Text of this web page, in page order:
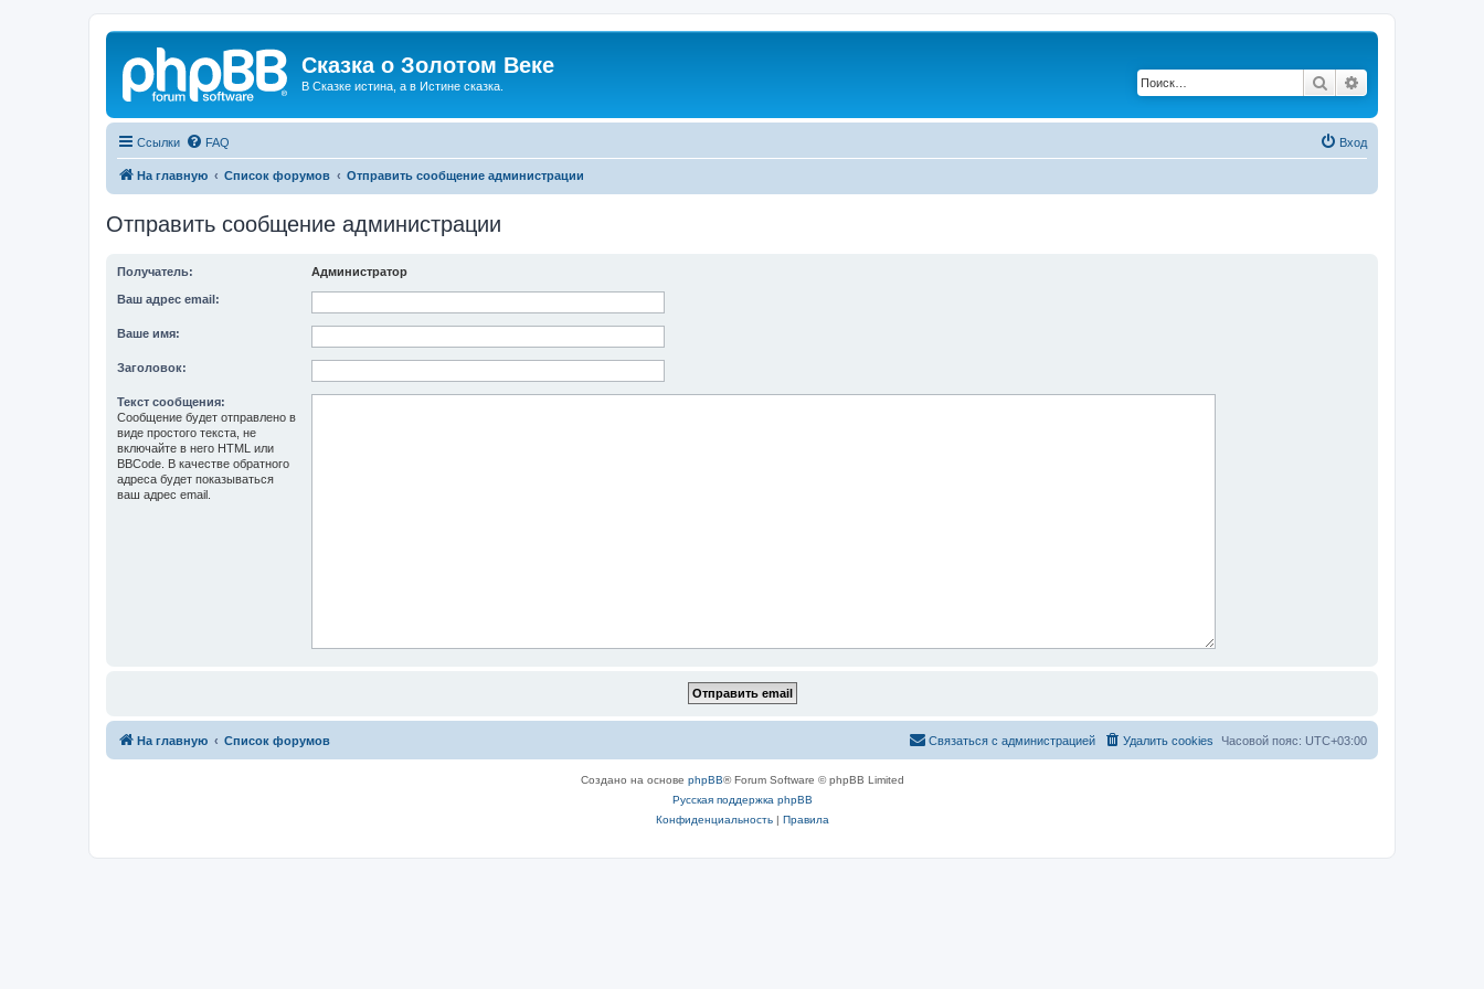
Сказка о Золотом Веке
В Сказке истина, а в Истине сказка. Поиск
Ссылки FAQ Вход
На главную Список форумов Отправить сообщение администрации
Отправить сообщение администрации
Получатель: Администратор
Ваш адрес email:
Ваше имя:
Заголовок:
Текст сообщения:
Сообщение будет отправлено в
виде простого текста, не
включайте в него HTML или
BBCode. В качестве обратного
адреса будет показываться
ваш адрес email.
На главную Список форумов Часовой пояс: UTC+03:00
Удалить cookies
Связаться с администрацией
Создано на основе phpBB® Forum Software © phpBB Limited
Русская поддержка phpBB
Конфиденциальность| Правила